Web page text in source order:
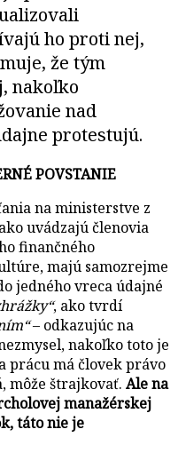
ho proti nej,
že tým
nakoľko
nad
protestujú.
POVSTANIE
na ministerstve z
uvádzajú členovia
finančného
majú samozrejme
jedného vreca údajné
, ako tvrdí
– odkazujúc na
nakoľko toto je
prácu má človek právo
môže štrajkovať. Ale na
manažérskej
táto nie je